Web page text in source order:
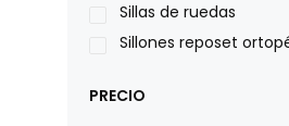
Sillas de ruedas
Sillones reposet
PRECIO